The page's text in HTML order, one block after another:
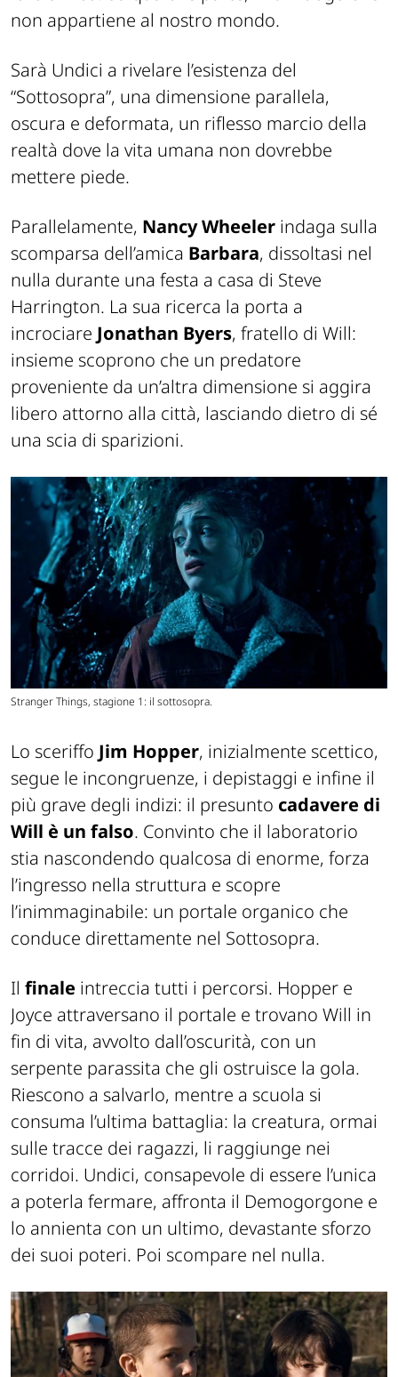
non appartiene al nostro mondo.
Sarà Undici a rivelare l’esistenza del
“Sottosopra”, una dimensione parallela,
oscura e deformata, un riflesso marcio della
realtà dove la vita umana non dovrebbe
mettere piede.
Parallelamente, Nancy Wheeler indaga sulla
scomparsa dell’amica Barbara, dissoltasi nel
nulla durante una festa a casa di Steve
Harrington. La sua ricerca la porta a
incrociare Jonathan Byers, fratello di Will:
insieme scoprono che un predatore
proveniente da un’altra dimensione si aggira
libero attorno alla città, lasciando dietro di sé
una scia di sparizioni.
Stranger Things, stagione 1: il sottosopra.
Lo sceriffo Jim Hopper, inizialmente scettico,
segue le incongruenze, i depistaggi e infine il
più grave degli indizi: il presunto cadavere di
Will è un falso. Convinto che il laboratorio
stia nascondendo qualcosa di enorme, forza
l’ingresso nella struttura e scopre
l’inimmaginabile: un portale organico che
conduce direttamente nel Sottosopra.
Il finale intreccia tutti i percorsi. Hopper e
Joyce attraversano il portale e trovano Will in
fin di vita, avvolto dall’oscurità, con un
serpente parassita che gli ostruisce la gola.
Riescono a salvarlo, mentre a scuola si
consuma l’ultima battaglia: la creatura, ormai
sulle tracce dei ragazzi, li raggiunge nei
corridoi. Undici, consapevole di essere l’unica
a poterla fermare, affronta il Demogorgone e
lo annienta con un ultimo, devastante sforzo
dei suoi poteri. Poi scompare nel nulla.